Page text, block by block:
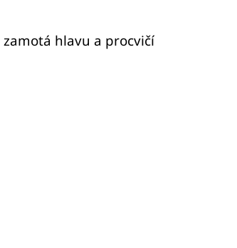
hlavu a procvičí